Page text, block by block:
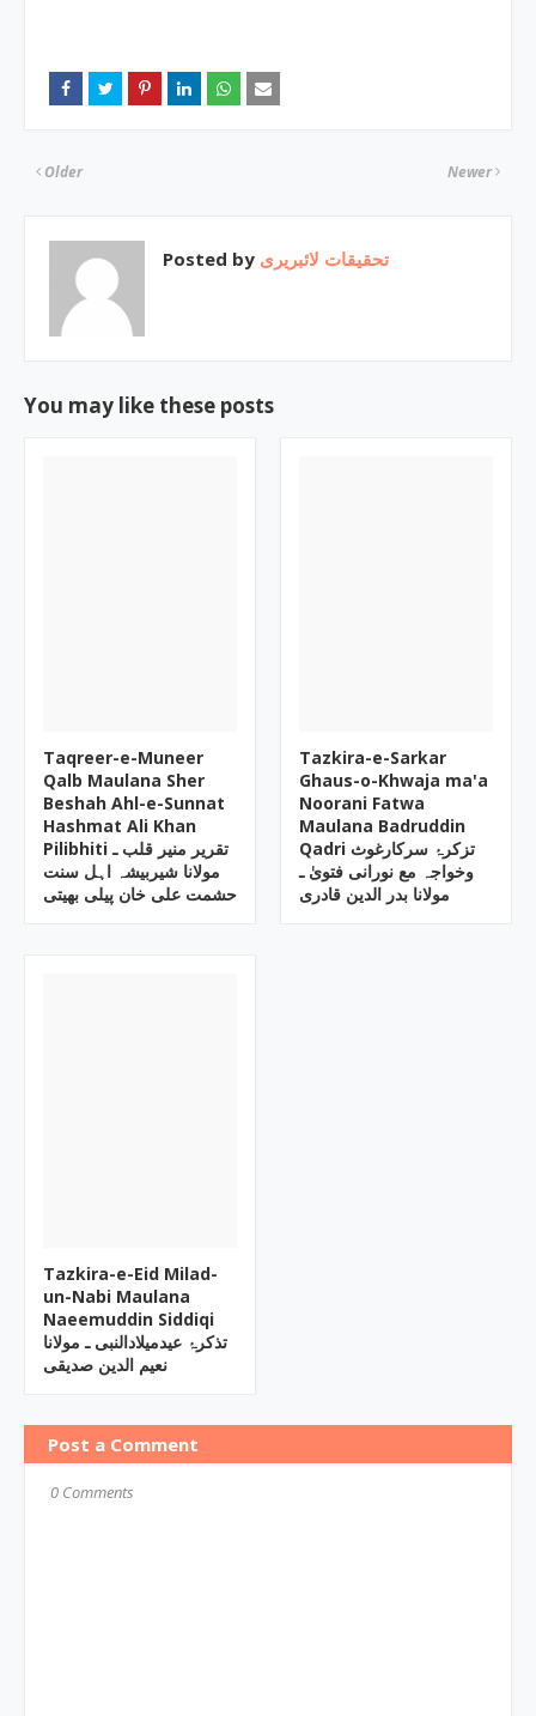
Newer
Older
Posted by تحقیقات لائبریری
You may like these posts
Taqreer-e-Muneer
Qalb Maulana Sher
Beshah Ahl-e-Sunnat
Hashmat Ali Khan
Pilibhiti تقریر منیر قلب ـ
مولانا شیربیشہ اہل سنت
حشمت علی خان پیلی بھیتی
Tazkira-e-Sarkar
Ghaus-o-Khwaja ma'a
Noorani Fatwa
Maulana Badruddin
Qadri تزکرۂ سرکارغوث
وخواجہ مع نورانی فتویٰ ـ
مولانا بدر الدین قادری
Tazkira-e-Eid Milad-
un-Nabi Maulana
Naeemuddin Siddiqi
تذکرۂ عیدمیلادالنبی ـ مولانا
نعیم الدین صدیقی
Post a Comment
0 Comments